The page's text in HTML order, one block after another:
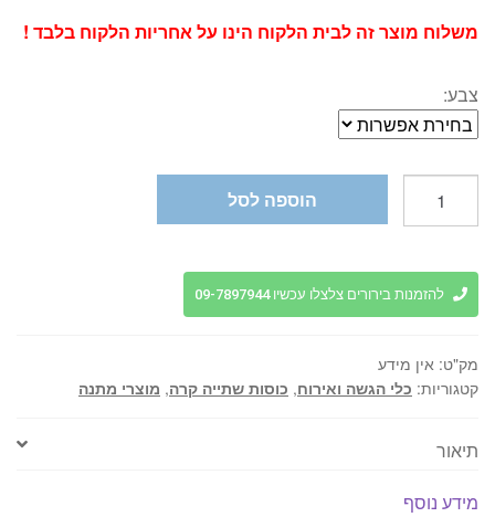
משלוח מוצר זה לבית הלקוח הינו על אחריות הלקוח בלבד !
צבע:
שתייה
קרה
דגם
SLOT
מארז
-
הוספה לסל
להזמנות בירורים צלצלו עכשיו 09-7897944
מק"ט: אין מידע
קטגוריות: כלי הגשה ואירוח, כוסות שתייה קרה, מוצרי מתנה
תיאור
מידע נוסף